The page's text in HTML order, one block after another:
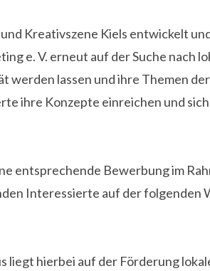
Kreativszene Kiels entwickelt
e. V. erneut auf der Suche nach
werden lassen und ihre Themen
ihre Konzepte einreichen und
entsprechende Bewerbung im
Interessierte auf der folgenden
liegt hierbei auf der Förderung